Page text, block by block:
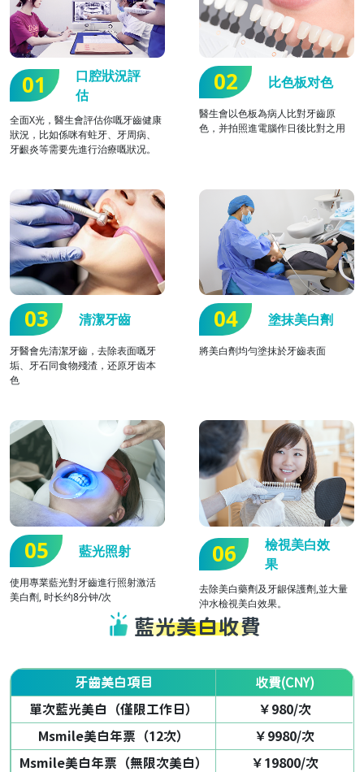
01
口腔狀況評
估
全面X光，醫生會評估你嘅牙齒健康
狀況，比如係咪有蛀牙、牙周病、
牙齦炎等需要先進行治療嘅狀况。
02 比色板对色
醫生會以色板為病人比對牙齒原
色，并拍照進電腦作日後比對之用
03 清潔牙齒
牙醫會先清潔牙齒，去除表面嘅牙
垢、牙石同食物殘渣，还原牙齿本
色
04 塗抹美白劑
將美白劑均勻塗抹於牙齒表面
05 藍光照射
使用專業藍光對牙齒進行照射激活
美白劑, 时长约8分钟/次
06
檢視美白效
果
去除美白藥劑及牙龈保護劑,並大量
沖水檢視美白效果。
藍光美白收費
牙齒美白項目 收費(CNY)
單次藍光美白（僅限工作日） ￥980/次
Msmile美白年票（12次） ￥9980/次
Msmile美白年票（無限次美白） ￥19800/次